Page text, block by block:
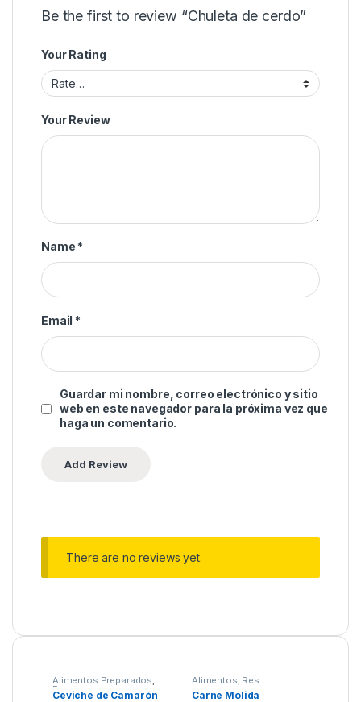
Be the first to review “Chuleta de cerdo”
Your Rating
Your Review
Name *
Email *
Guardar mi nombre, correo electrónico y sitio
web en este navegador para la próxima vez que
haga un comentario.
There are no reviews yet.
Alimentos Preparados,
Frutas
Ceviche de Camarón
Alimentos, Res
Carne Molida